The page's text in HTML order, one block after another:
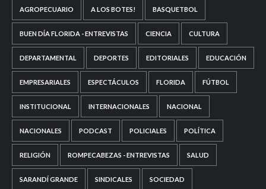
AGROPECUARIO A LOS BOTES! BASQUETBOL
BUEN DÍA FLORIDA - ENTREVISTAS CIENCIA CULTURA
DEPARTAMENTAL DEPORTES EDITORIALES EDUCACIÓN
EMPRESARIALES ESPECTÁCULOS FLORIDA FÚTBOL
INSTITUCIONAL INTERNACIONALES NACIONAL
NACIONALES PODCAST POLICIALES POLÍTICA
RELIGIÓN ROMPECABEZAS - ENTREVISTAS SALUD
SARANDÍ GRANDE SINDICALES SOCIEDAD